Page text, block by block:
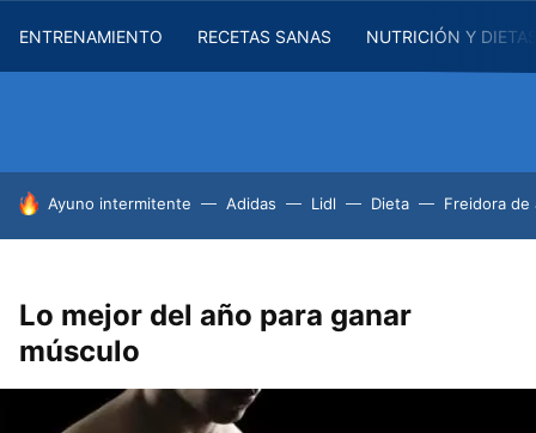
ENTRENAMIENTO RECETAS SANAS NUTRICIÓN Y
HOY SE HABLA DE
Ayuno intermitente Adidas Lidl Dieta Freidora de
Lo mejor del año para ganar
músculo